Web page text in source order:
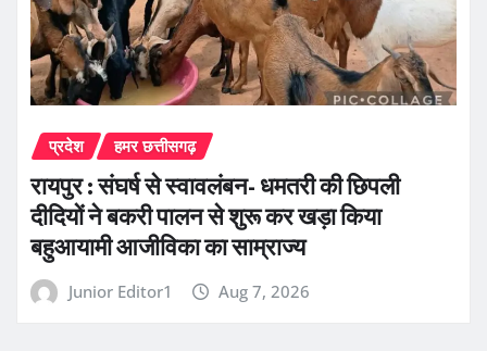
प्रदेश हमर छत्तीसगढ़
रायपुर : संघर्ष से स्वावलंबन- धमतरी की छिपली
दीदियों ने बकरी पालन से शुरू कर खड़ा किया
बहुआयामी आजीविका का साम्राज्य
Junior Editor1 Aug 7, 2026